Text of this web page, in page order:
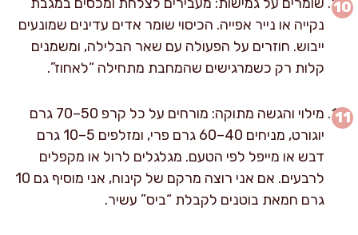
נקייה או נייר אפייה. הכיסוי שומר אדים עדינים שמונעים
ייבוש. חוזרים על הפעולה עם שאר הבלילה, ומשמנים
קלות רק כשמרגישים שהמחבת מתחילה “לאחוז”.
מילוי והגשה מתוקה: מורחים על כל קרפ 50–70 גרם
יוגורט, מניחים 40–60 גרם פרי, ומזלפים 5–10 גרם
דבש או מייפל לפי הטעם. מגלגלים לרול או מקפלים
לרבעים. אם אני רוצה מרקם של קינוח, אני מוסיף גם 10
גרם חמאת בוטנים לקבלת “ביס” עשיר.